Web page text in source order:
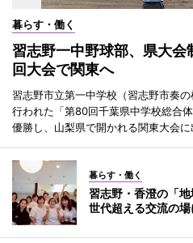
暮らす・働く
習志野一中野球部、県大
回大会で関東へ
習志野市立第一中学校（習志野市奏
行われた「第80回千葉県中学校総合
優勝し、山梨県で開かれる関東大会に
暮らす・働く
習志野・香澄の「
世代超える交流の場